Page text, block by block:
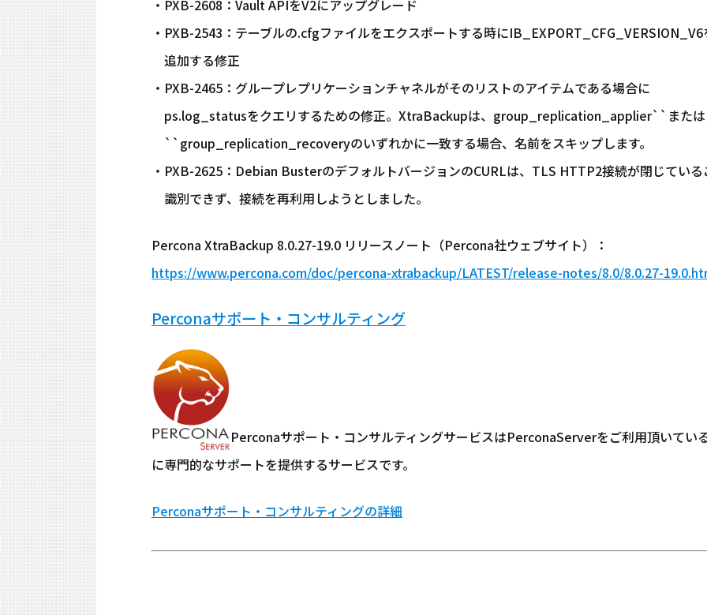
・PXB-2608：Vault APIをV2にアップグレード
・PXB-2543：テーブルの.cfgファイルをエクスポートする時にIB_EXPORT_CFG_VERSION_V6
追加する修正
・PXB-2465：グループレプリケーションチャネルがそのリストのアイテムである場合に
ps.log_statusをクエリするための修正。XtraBackupは、group_replication_applier``または
``group_replication_recoveryのいずれかに一致する場合、名前をスキップします。
・PXB-2625：Debian BusterのデフォルトバージョンのCURLは、TLS HTTP2接続が閉じている
識別できず、接続を再利用しようとしました。
Percona XtraBackup 8.0.27-19.0 リリースノート（Percona社ウェブサイト）：
https://www.percona.com/doc/percona-xtrabackup/LATEST/release-notes/8.0/8.0.27-
Perconaサポート・コンサルティング
Perconaサポート・コンサルティングサービスはPerconaServerをご利用頂いてい
に専門的なサポートを提供するサービスです。
Perconaサポート・コンサルティングの詳細